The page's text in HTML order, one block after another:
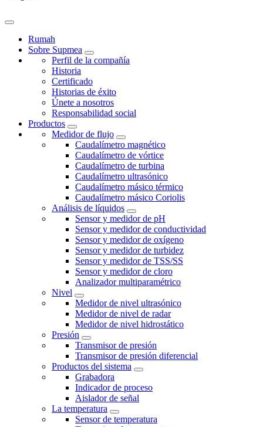
Rumah
Sobre Supmea
Perfil de la compañía
Historia
Certificado
Historias de éxito
Únete a nosotros
Responsabilidad social
Productos
Medidor de flujo
Caudalímetro magnético
Caudalímetro de vórtice
Caudalímetro de turbina
Caudalímetro ultrasónico
Caudalímetro másico térmico
Caudalímetro másico Coriolis
Análisis de líquidos
Sensor y medidor de pH
Sensor y medidor de conductividad
Sensor y medidor de oxígeno
Sensor y medidor de turbidez
Sensor y medidor de TSS/SS
Sensor y medidor de cloro
Analizador multiparamétrico
Nivel
Medidor de nivel ultrasónico
Medidor de nivel de radar
Medidor de nivel hidrostático
Presión
Transmisor de presión
Transmisor de presión diferencial
Productos del sistema
Grabadora
Indicador de proceso
Aislador de señal
La temperatura
Sensor de temperatura